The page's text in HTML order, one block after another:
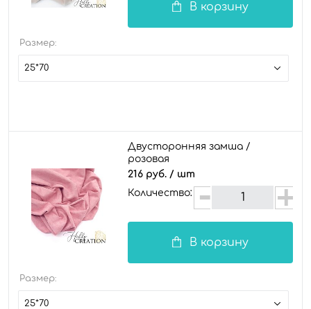
В корзину
Размер:
25*70
Двусторонняя замша /
розовая
216 руб. / шт
Количество:
В корзину
Размер:
25*70